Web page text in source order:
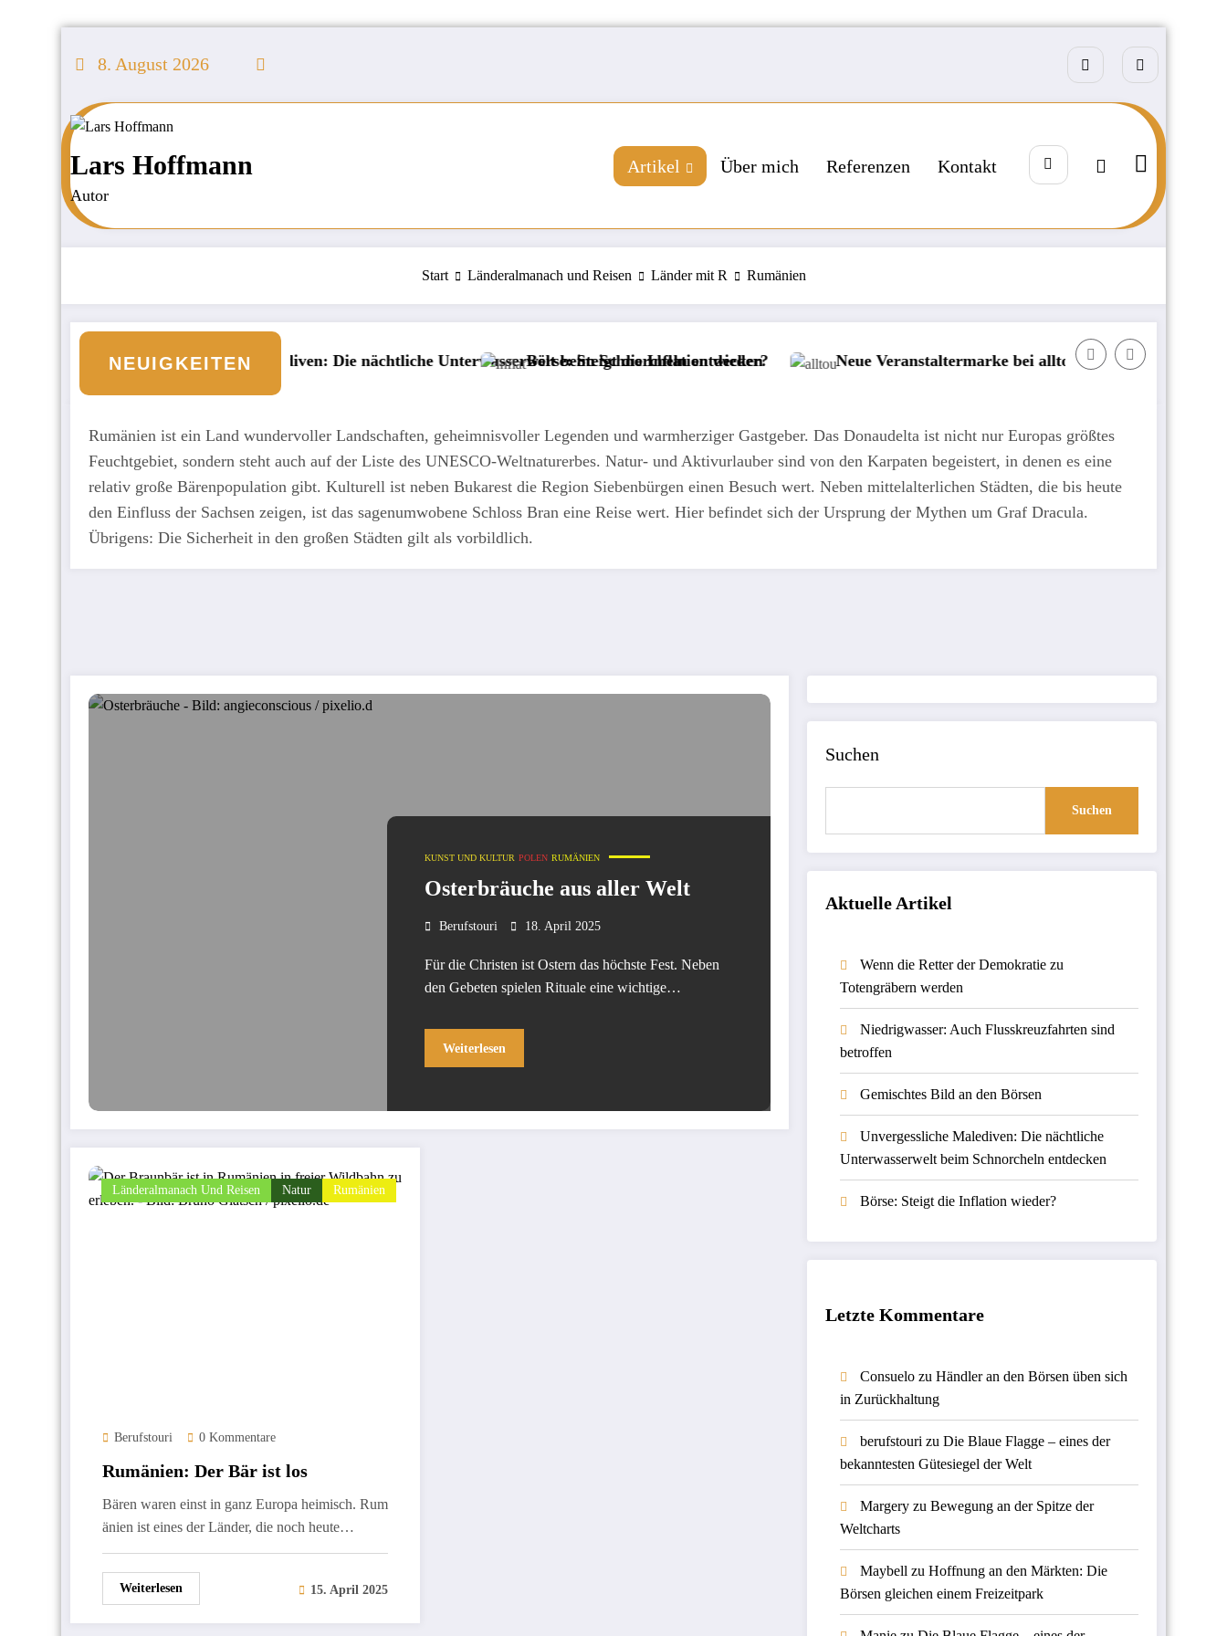
Inhalt
8. August 2026
Lars Hoffmann
Autor
Artikel Über mich Referenzen Kontakt
Start Länderalmanach und Reisen Länder mit R Rumänien
NEUIGKEITEN
Unvergessliche Malediven: Die nächtliche Unterwasserwelt beim Schnorcheln entdecken
Börse: Steigt die Inflation wieder? Neue Veranstaltermarke bei alltours Börse: KI-
Rumänien ist ein Land wundervoller Landschaften, geheimnisvoller Legenden und warmherziger Gastgeber. Das Donaudelta ist nicht nur Europas größtes
Feuchtgebiet, sondern steht auch auf der Liste des UNESCO-Weltnaturerbes. Natur- und Aktivurlauber sind von den Karpaten begeistert, in denen es eine
relativ große Bärenpopulation gibt. Kulturell ist neben Bukarest die Region Siebenbürgen einen Besuch wert. Neben mittelalterlichen Städten, die bis heute
den Einfluss der Sachsen zeigen, ist das sagenumwobene Schloss Bran eine Reise wert. Hier befindet sich der Ursprung der Mythen um Graf Dracula.
Übrigens: Die Sicherheit in den großen Städten gilt als vorbildlich.
KUNST UND KULTUR POLEN RUMÄNIEN
Osterbräuche aus aller Welt
Berufstouri 18. April 2025
Für die Christen ist Ostern das höchste Fest. Neben
den Gebeten spielen Rituale eine wichtige…
Weiterlesen
Länderalmanach Und Reisen Natur Rumänien
Berufstouri 0 Kommentare
Rumänien: Der Bär ist los
Bären waren einst in ganz Europa heimisch. Rum
änien ist eines der Länder, die noch heute…
Weiterlesen 15. April 2025
Suchen
Suchen
Aktuelle Artikel
Wenn die Retter der Demokratie zu
Totengräbern werden
Niedrigwasser: Auch Flusskreuzfahrten sind
betroffen
Gemischtes Bild an den Börsen
Unvergessliche Malediven: Die nächtliche
Unterwasserwelt beim Schnorcheln entdecken
Börse: Steigt die Inflation wieder?
Letzte Kommentare
Consuelozu Händler an den Börsen üben sich
in Zurückhaltung
berufstourizu Die Blaue Flagge – eines der
bekanntesten Gütesiegel der Welt
Margeryzu Bewegung an der Spitze der
Weltcharts
Maybellzu Hoffnung an den Märkten: Die
Börsen gleichen einem Freizeitpark